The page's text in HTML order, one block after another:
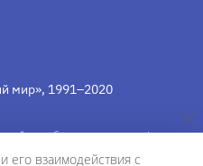
мир», 1991–2020
службы по надзору в сфере
и массовых
его взаимодействия с